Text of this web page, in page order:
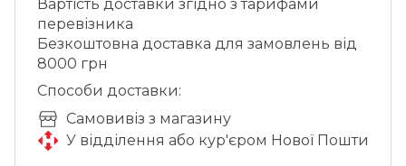
Вартість доставки згідно з тарифами
перевізника
Безкоштовна доставка для замовлень від
8000 грн
Способи доставки:
Cамовивіз з магазину
У відділення або кур'єром Нової Пошти